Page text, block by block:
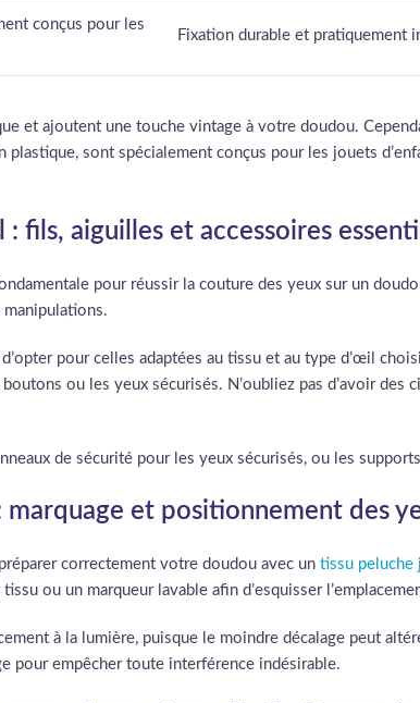
conçus pour les
Fixation durable et pratiquement
et ajoutent une touche vintage à votre doudou.
plastique, sont spécialement conçus pour les jouets
fils, aiguilles et accessoires
pour réussir la couture des yeux sur un
pour celles adaptées au tissu et au type d’œil
ou les yeux sécurisés. N’oubliez pas d’avoir
de sécurité pour les yeux sécurisés, ou les
marquage et positionnement des
correctement votre doudou avec un tissu peluche
ou un marqueur lavable afin d’esquisser
à la lumière, puisque le moindre décalage peut
pour empêcher toute interférence indésirable.